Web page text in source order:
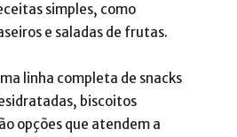
simples, como
e saladas de frutas.
linha completa de snacks
biscoitos
opções que atendem a